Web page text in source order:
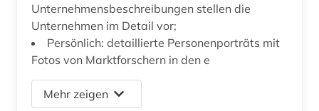
Unternehmensbeschreibungen stellen die
Unternehmen im Detail vor;
Persönlich: detaillierte Personenporträts mit
Fotos von Marktforschern in den e
Mehr zeigen